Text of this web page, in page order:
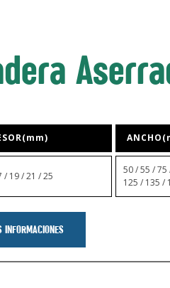
/ 19 / 21 / 25
50 / 55 / 75
125 / 135 /
INFORMACIONES